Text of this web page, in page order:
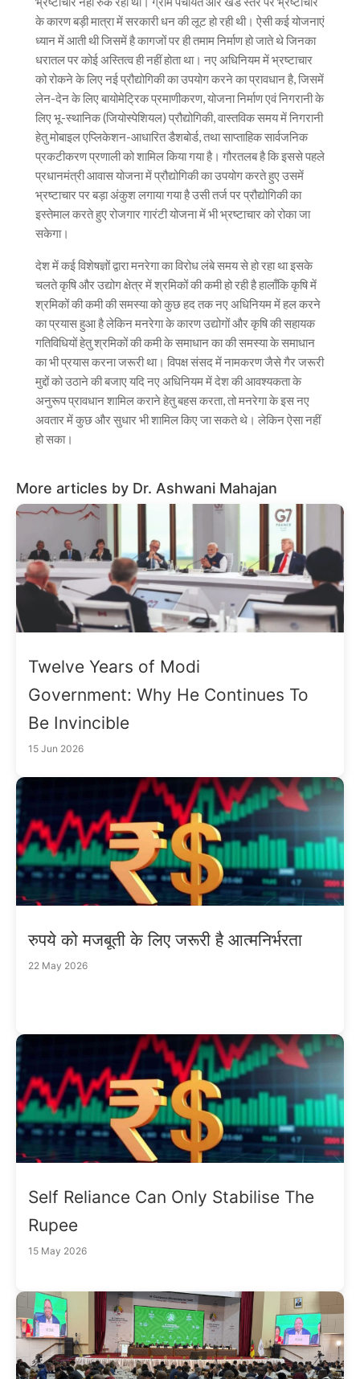
के कारण बड़ी मात्रा में सरकारी धन की लूट हो रही थी। ऐसी कई योजनाएं
ध्यान में आती थी जिसमें है कागजों पर ही तमाम निर्माण हो जाते थे जिनका
धरातल पर कोई अस्तित्व ही नहीं होता था। नए अधिनियम में भ्रष्टाचार
को रोकने के लिए नई प्रौद्योगिकी का उपयोग करने का प्रावधान है, जिसमें
लेन-देन के लिए बायोमेट्रिक प्रमाणीकरण, योजना निर्माण एवं निगरानी के
लिए भू-स्थानिक (जियोस्पेशियल) प्रौद्योगिकी, वास्तविक समय में निगरानी
हेतु मोबाइल एप्लिकेशन-आधारित डैशबोर्ड, तथा साप्ताहिक सार्वजनिक
प्रकटीकरण प्रणाली को शामिल किया गया है। गौरतलब है कि इससे पहले
प्रधानमंत्री आवास योजना में प्रौद्योगिकी का उपयोग करते हुए उसमें
भ्रष्टाचार पर बड़ा अंकुश लगाया गया है उसी तर्ज पर प्रौद्योगिकी का
इस्तेमाल करते हुए रोजगार गारंटी योजना में भी भ्रष्टाचार को रोका जा
सकेगा।
देश में कई विशेषज्ञों द्वारा मनरेगा का विरोध लंबे समय से हो रहा था इसके
चलते कृषि और उद्योग क्षेत्र में श्रमिकों की कमी हो रही है हालाँकि कृषि में
श्रमिकों की कमी की समस्या को कुछ हद तक नए अधिनियम में हल करने
का प्रयास हुआ है लेकिन मनरेगा के कारण उद्योगों और कृषि की सहायक
गतिविधियों हेतु श्रमिकों की कमी के समाधान का की समस्या के समाधान
का भी प्रयास करना जरूरी था। विपक्ष संसद में नामकरण जैसे गैर जरूरी
मुद्दों को उठाने की बजाए यदि नए अधिनियम में देश की आवश्यकता के
अनुरूप प्रावधान शामिल कराने हेतु बहस करता, तो मनरेगा के इस नए
अवतार में कुछ और सुधार भी शामिल किए जा सकते थे। लेकिन ऐसा नहीं
हो सका।
More articles by Dr. Ashwani Mahajan
Twelve Years of Modi
Government: Why He Continues To
Be Invincible
15 Jun 2026
रुपये को मजबूती के लिए जरूरी है आत्मनिर्भरता
22 May 2026
Self Reliance Can Only Stabilise The
Rupee
15 May 2026